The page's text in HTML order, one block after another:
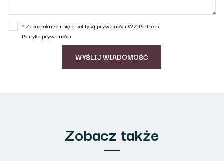
* Zapoznałam/em się z polityką prywatności WZ Partners.
Polityka prywatności
Zobacz także